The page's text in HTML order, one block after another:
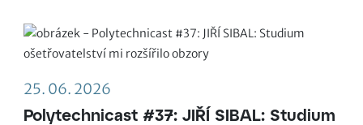
25. 06. 2026
Polytechnicast #37: JIŘÍ SIBAL: Studium